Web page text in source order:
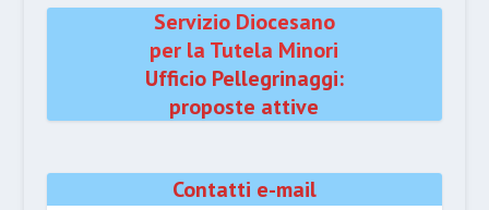
Servizio Diocesano
per la Tutela Minori
Ufficio Pellegrinaggi:
proposte attive
Contatti e-mail